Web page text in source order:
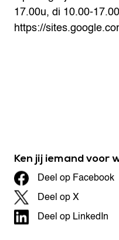
17.00u, di 10.00-
https://
Ken jij iemand voor
Deel op Facebook
Deel op X
Deel op LinkedIn